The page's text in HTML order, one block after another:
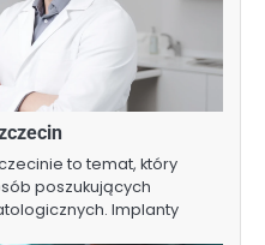
to temat, który
poszukujących
Implanty